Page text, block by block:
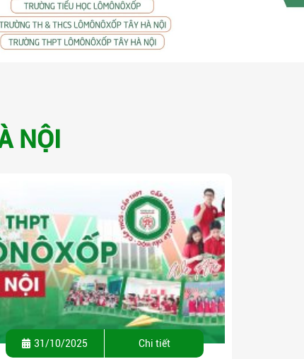
NỘI
31/10/2025 Chi tiết